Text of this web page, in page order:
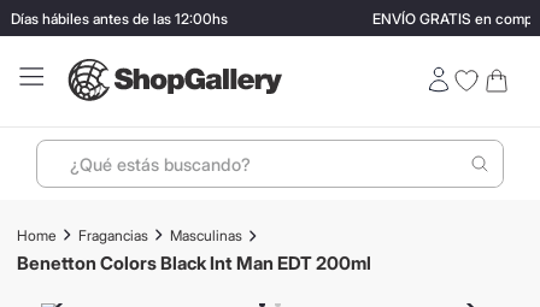
hábiles antes de las 12:00hs ENVÍO GRATIS en
¿Qué estás buscando?
Fragancias Masculinas
Benetton Colors Black Int Man EDT 200ml
1. perfumes